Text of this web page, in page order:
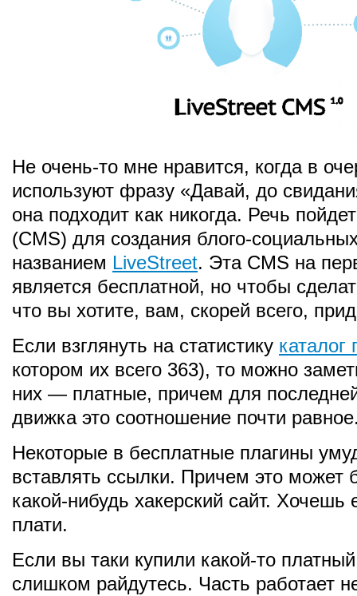
Не очень-то мне нравится, когда в
используют фразу «Давай, до
она подходит как никогда. Речь
(CMS) для создания блого-
названием LiveStreet. Эта CMS на
является бесплатной, но чтобы
что вы хотите, вам, скорей всего,
Если взглянуть на статистику каталог
котором их всего 363), то можно
них — платные, причем для
движка это соотношение почти
Некоторые в бесплатные плагины
вставлять ссылки. Причем это может
какой-нибудь хакерский сайт.
плати.
Если вы таки купили какой-то
слишком райдутесь. Часть работает